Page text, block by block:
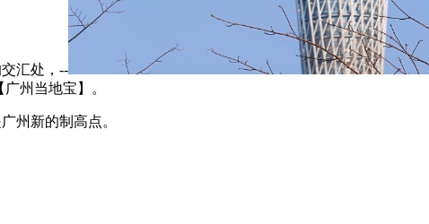
汇处，--
州当地宝】。
州新的制高点。